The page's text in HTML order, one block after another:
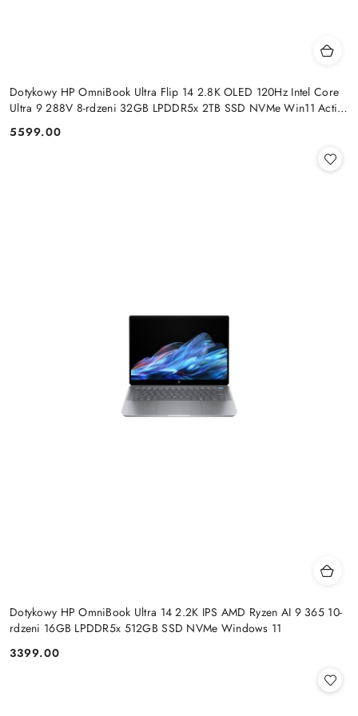
Dotykowy HP OmniBook Ultra Flip 14 2.8K OLED 120Hz Intel Core
Ultra 9 288V 8-rdzeni 32GB LPDDR5x 2TB SSD NVMe Win11 Active
Cena:
5599.00
Dotykowy HP OmniBook Ultra 14 2.2K IPS AMD Ryzen AI 9 365 10-
rdzeni 16GB LPDDR5x 512GB SSD NVMe Windows 11
Cena:
3399.00